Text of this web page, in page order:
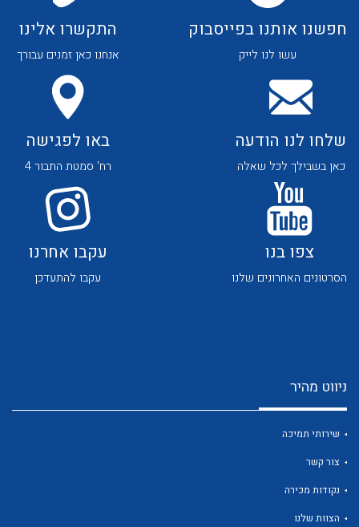
לכל מוצרי היצרן לכל מוצרי היצרן
לכל מוצרי היצרן לכל מוצרי היצרן
לכל מוצרי היצרן
חפשנו אותנו בפייסבוק
עשו לנו לייק
התקשרו אלינו
אנחנו כאן זמנים עבורך
שלחו לנו הודעה
כאן בשבילך לכל שאלה
באו לפגישה
רח' סמטת התבור 4
צפו בנו
הסרטונים האחרונים שלנו
עקבו אחרנו
עקבו להתעדכן
ניווט מהיר
שירותי תמיכה
צור קשר
נקודות מכירה
הצוות שלנו